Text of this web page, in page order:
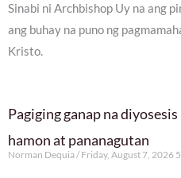
Sinabi ni Archbishop Uy na ang
ang buhay na puno ng
Kristo.
Pagiging ganap na
hamon at pananagutan
Norman Dequia Friday, August 7, 2026